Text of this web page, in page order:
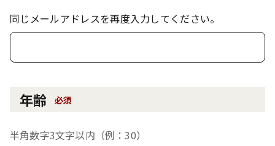
同じメールアドレスを再度入力してください。
年齢 必須
半角数字3文字以内（例：30）